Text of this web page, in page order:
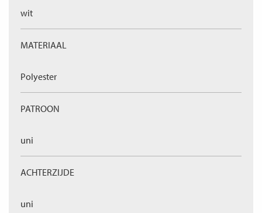
wit
MATERIAAL
Polyester
PATROON
uni
ACHTERZIJDE
uni